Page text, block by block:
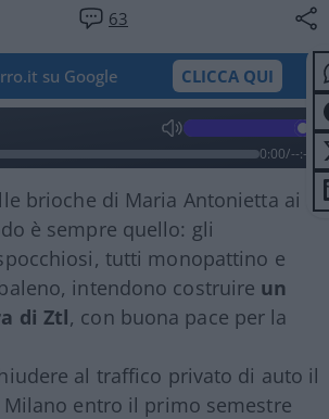
63
su Google CLICCA QUI
0:00/--:--
brioche di Maria Antonietta ai
è sempre quello: gli
tutti monopattino e
intendono costruire un
di Ztl, con buona pace per la
al traffico privato di auto il
entro il primo semestre